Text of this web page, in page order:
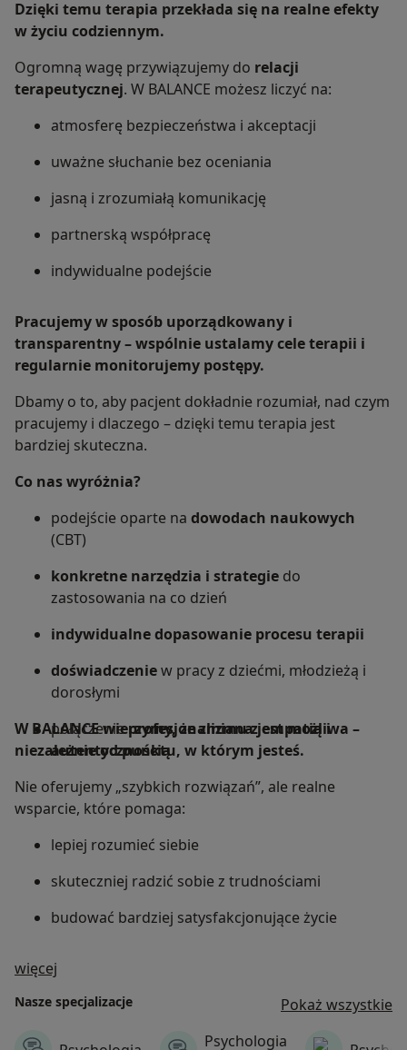
Dzięki temu terapia przekłada się na realne efekty
w życiu codziennym.
Ogromną wagę przywiązujemy do relacji
terapeutycznej. W BALANCE możesz liczyć na:
atmosferę bezpieczeństwa i akceptacji
uważne słuchanie bez oceniania
jasną i zrozumiałą komunikację
partnerską współpracę
indywidualne podejście
Pracujemy w sposób uporządkowany i
transparentny – wspólnie ustalamy cele terapii i
regularnie monitorujemy postępy.
Dbamy o to, aby pacjent dokładnie rozumiał, nad czym
pracujemy i dlaczego – dzięki temu terapia jest
bardziej skuteczna.
Co nas wyróżnia?
podejście oparte na dowodach naukowych
(CBT)
konkretne narzędzia i strategie do
zastosowania na co dzień
indywidualne dopasowanie procesu terapii
doświadczeniew pracy z dziećmi, młodzieżą i
dorosłymi
połączenieprofesjonalizmu z empatią i
autentycznością
W BALANCE wierzymy, że zmiana jest możliwa –
niezależnie od punktu, w którym jesteś.
Nie oferujemy „szybkich rozwiązań”, ale realne
wsparcie, które pomaga:
lepiej rozumieć siebie
skuteczniej radzić sobie z trudnościami
budować bardziej satysfakcjonujące życie
więcej
Nasze specjalizacje Pokaż wszystkie
Psychologia